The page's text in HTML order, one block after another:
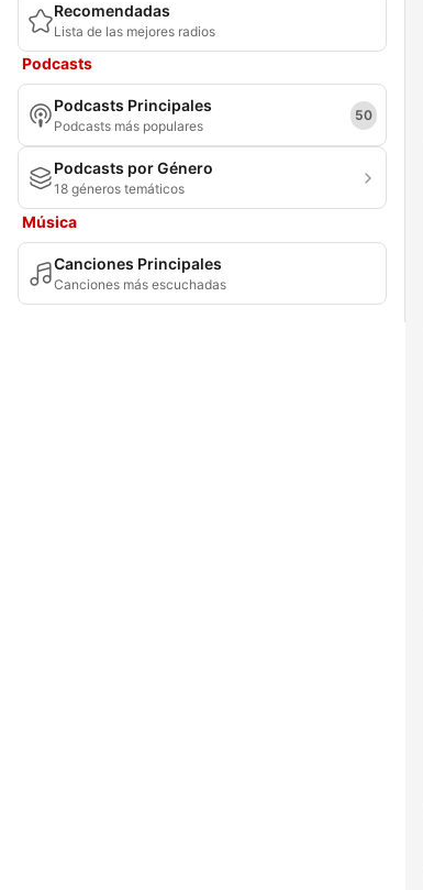
Recomendadas
Lista de las mejores radios
Podcasts
Podcasts Principales
Podcasts más populares
50
Podcasts por Género
18 géneros temáticos
Música
Canciones Principales
Canciones más escuchadas